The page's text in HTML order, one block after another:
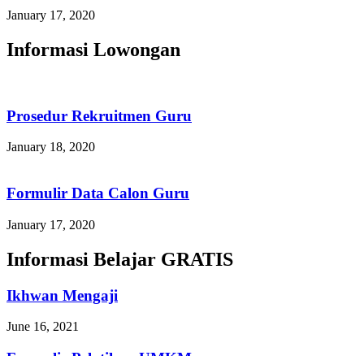
January 17, 2020
Informasi Lowongan
Prosedur Rekruitmen Guru
January 18, 2020
Formulir Data Calon Guru
January 17, 2020
Informasi Belajar GRATIS
Ikhwan Mengaji
June 16, 2021